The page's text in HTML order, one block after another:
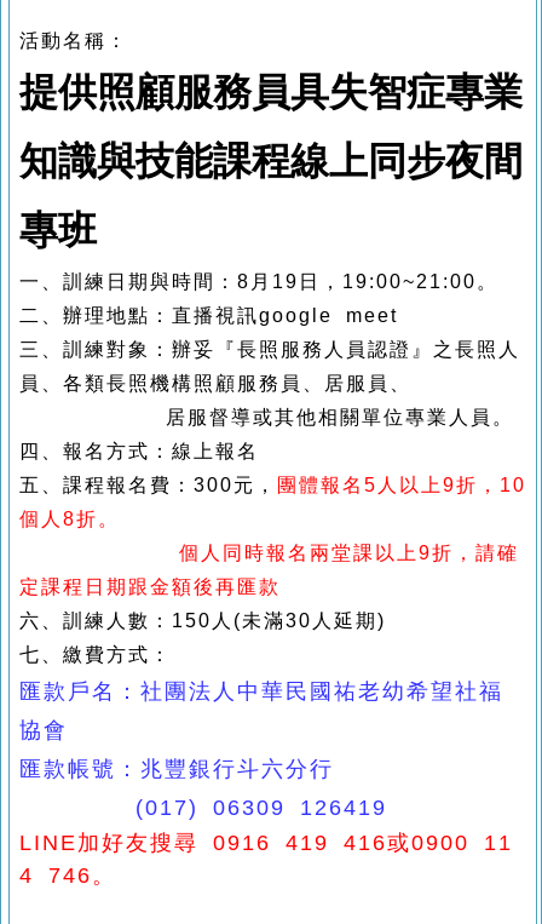
活動名稱：
提供照顧服務員具失智症專業
知識與技能課程線上同步夜間
專班
一、訓練日期與時間：8 月19 日，19:00~21:00 。
二、辦理地點：直播視訊google meet
三、訓練對象：辦妥
『長照服務人員認證 』 之長照人
員、各類長照機構照顧服務員、居服員、
居服督導或其他相關單位專業人員。
四
、報名方式：線上報名
五、課程報名費：300元， 團體報名 5 人以上 9折， 10
個人 8折 。
個人同時報名兩堂課以上 9折，請確
定課程日期跟金額後再匯款
六
、訓練人數：150 人 (未滿30 人延期 )
七、繳費方式：
匯款戶名：社團法人中華民國祐老幼希望社福
協會
匯款帳號：兆豐銀行斗六分行
(017) 06309 126419
LINE 加好友搜尋 0916 419 416或0900 11
4 746 。